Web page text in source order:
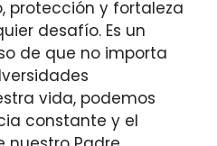
protección y fortaleza
desafío. Es un
de que no importa
vida, podemos
constante y el